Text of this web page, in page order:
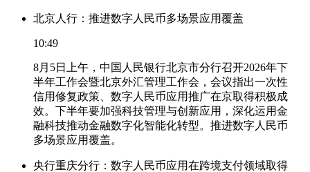
北京人行：推进数字人民币多场景应用覆盖
10:49
8月5日上午，中国人民银行北京市分行召开2026年下
半年工作会暨北京外汇管理工作会，会议指出一次性
信用修复政策、数字人民币应用推广在京取得积极成
效。下半年要加强科技管理与创新应用，深化运用金
融科技推动金融数字化智能化转型。推进数字人民币
多场景应用覆盖。
央行重庆分行：数字人民币应用在跨境支付领域取得